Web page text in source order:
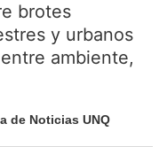
brotes
y urbanos
ambiente,
de Noticias UNQ